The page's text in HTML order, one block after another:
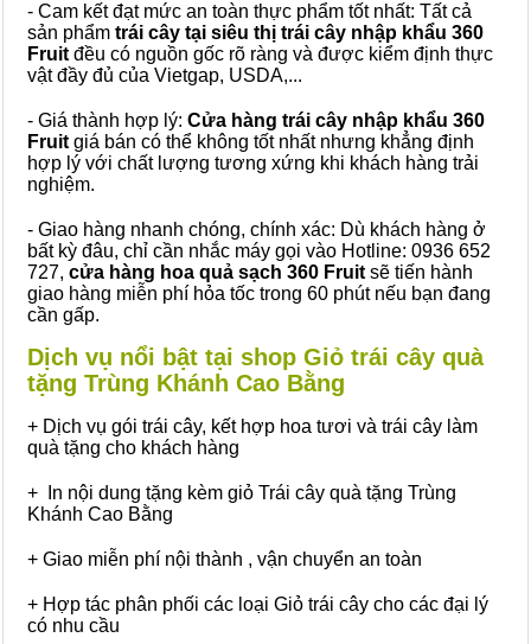
- Cam kết đạt mức an toàn thực phẩm tốt nhất: Tất cả
sản phẩm trái cây tại siêu thị trái cây nhập khẩu 360
Fruit đều có nguồn gốc rõ ràng và được kiểm định thực
vật đầy đủ của Vietgap, USDA,...
- Giá thành hợp lý: Cửa hàng trái cây nhập khẩu 360
Fruit giá bán có thể không tốt nhất nhưng khẳng định
hợp lý với chất lượng tương xứng khi khách hàng trải
nghiệm.
- Giao hàng nhanh chóng, chính xác: Dù khách hàng ở
bất kỳ đâu, chỉ cần nhắc máy gọi vào Hotline: 0936 652
727, cửa hàng hoa quả sạch 360 Fruit sẽ tiến hành
giao hàng miễn phí hỏa tốc trong 60 phút nếu bạn đang
cần gấp.
Dịch vụ nổi bật tại shop Giỏ trái cây quà
tặng Trùng Khánh Cao Bằng
+ Dịch vụ gói trái cây, kết hợp hoa tươi và trái cây làm
quà tặng cho khách hàng
+ In nội dung tặng kèm giỏ Trái cây quà tặng Trùng
Khánh Cao Bằng
+ Giao miễn phí nội thành , vận chuyển an toàn
+ Hợp tác phân phối các loại Giỏ trái cây cho các đại lý
có nhu cầu